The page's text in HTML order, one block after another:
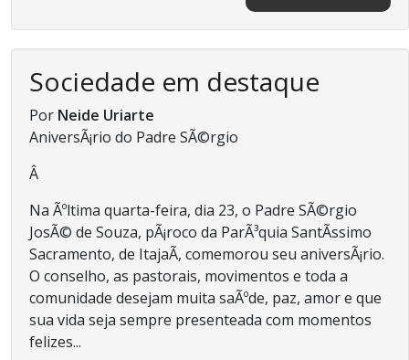
Sociedade em destaque
Por Neide Uriarte
AniversÃ¡rio do Padre SÃ©rgio
Â
Na Ãºltima quarta-feira, dia 23, o Padre SÃ©rgio
JosÃ© de Souza, pÃ¡roco da ParÃ³quia SantÃ­ssimo
Sacramento, de ItajaÃ­, comemorou seu aniversÃ¡rio.
O conselho, as pastorais, movimentos e toda a
comunidade desejam muita saÃºde, paz, amor e que
sua vida seja sempre presenteada com momentos
felizes...